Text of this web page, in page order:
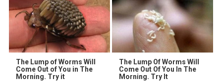
The Lump of Worms Will
Come Out of You in The
Morning. Try it
The Lump Of Worms Will
Come Out Of You In The
Morning. Try It